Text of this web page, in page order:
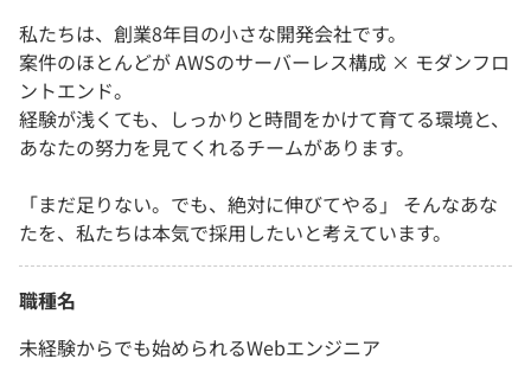
私たちは、創業8年目の小さな開発会社です。
案件のほとんどが AWSのサーバーレス構成 × モダンフロ
ントエンド。
経験が浅くても、しっかりと時間をかけて育てる環境と、
あなたの努力を見てくれるチームがあります。
「まだ足りない。でも、絶対に伸びてやる」 そんなあな
たを、私たちは本気で採用したいと考えています。
職種名
未経験からでも始められるWebエンジニア